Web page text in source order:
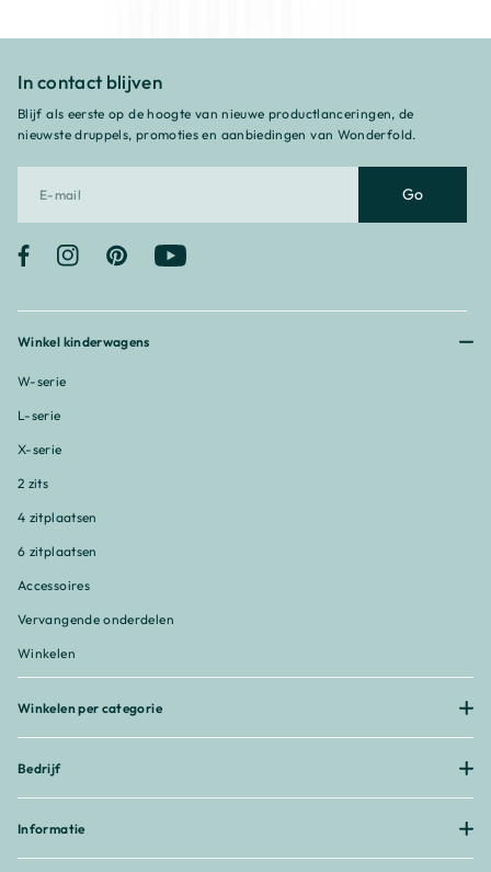
Winkel kinderwagens
W-serie
L-serie
X-serie
2 zits
4 zitplaatsen
6 zitplaatsen
Accessoires
Vervangende onderdelen
Winkelen
Winkelen per categorie
Bedrijf
Informatie
In contact blijven
Blijf als eerste op de hoogte van nieuwe productlanceringen, de
nieuwste druppels, promoties en aanbiedingen van Wonderfold.
Go
FacebookInstagramPinterest YouTube